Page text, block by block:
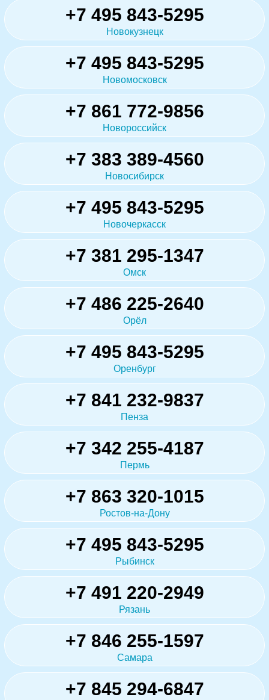
+7 495 843-5295
Новокузнецк
+7 495 843-5295
Новомосковск
+7 861 772-9856
Новороссийск
+7 383 389-4560
Новосибирск
+7 495 843-5295
Новочеркасск
+7 381 295-1347
Омск
+7 486 225-2640
Орёл
+7 495 843-5295
Оренбург
+7 841 232-9837
Пенза
+7 342 255-4187
Пермь
+7 863 320-1015
Ростов-на-Дону
+7 495 843-5295
Рыбинск
+7 491 220-2949
Рязань
+7 846 255-1597
Самара
+7 845 294-6847